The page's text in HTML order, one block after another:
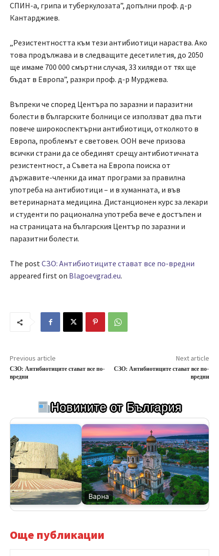
СПИН-а, грипа и туберкулозата”, допълни проф. д-р
Кантарджиев.
„Резистентността към тези антибиотици нараства. Ако
това продължава и в следващите десетилетия, до 2050
ще имаме 700 000 смъртни случая, 33 хиляди от тях ще
бъдат в Европа”, разкри проф. д-р Мурджева.
Въпреки че според Центъра по заразни и паразитни
болести в българските болници се използват два пъти
повече широкоспектърни антибиотици, отколкото в
Европа, проблемът е световен. ООН вече призова
всички страни да се обединят срещу антибиотичната
резистентност, а Съвета на Европа поиска от
държавите-членки да имат програми за правилна
употреба на антибиотици – и в хуманната, и във
ветеринарната медицина. Дистанционен курс за лекари
и студенти по рационална употреба вече е достъпен и
на страницата на българския Център по заразни и
паразитни болести.
The postСЗО: Антибиотиците стават все по-вредни
appeared first on Blagoevgrad.eu.
Previous article
СЗО: Антибиотиците стават все по-
вредни
Next article
СЗО: Антибиотиците стават все по-
вредни
Новините от България
Варна
Още публикации